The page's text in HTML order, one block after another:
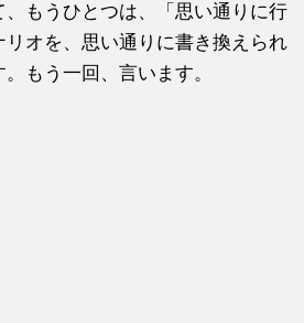
もうひとつは、「思い通りに行
オを、思い通りに書き換えられ
もう一回、言います。